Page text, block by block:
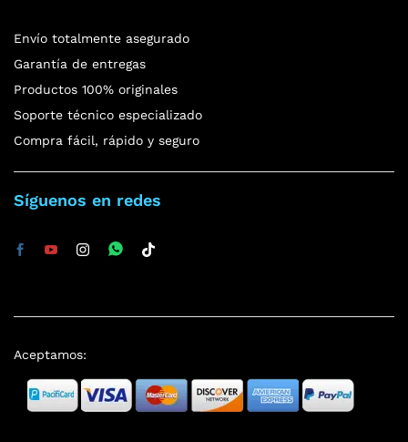
Envío totalmente asegurado
Garantía de entregas
Productos 100% originales
Soporte técnico especializado
Compra fácil, rápido y seguro
Síguenos en redes
Aceptamos: